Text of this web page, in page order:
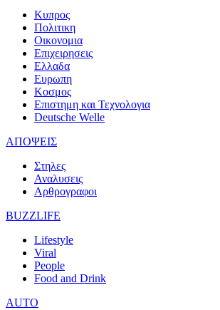
Κυπρος
Πολιτικη
Οικονομια
Επιχειρησεις
Ελλαδα
Ευρωπη
Κοσμος
Επιστημη και Τεχνολογια
Deutsche Welle
ΑΠΟΨΕΙΣ
Στηλες
Αναλυσεις
Αρθρογραφοι
BUZZLIFE
Lifestyle
Viral
People
Food and Drink
AUTO